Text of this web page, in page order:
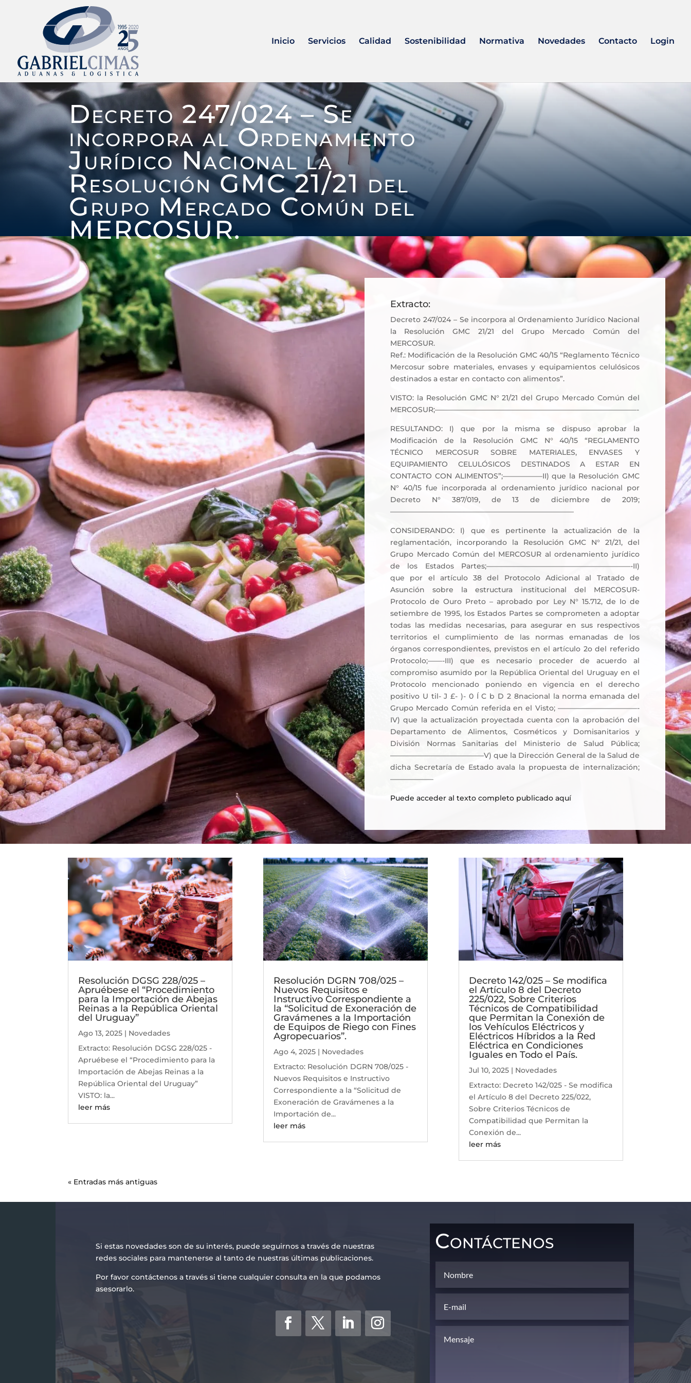
Inicio Servicios Calidad Sostenibilidad Normativa Novedades Contacto Login
Decreto 247/024 – Se
incorpora al Ordenamiento
Jurídico Nacional la
Resolución GMC 21/21 del
Grupo Mercado Común del
MERCOSUR.
Extracto:
Decreto 247/024 – Se incorpora al Ordenamiento Jurídico Nacional
la Resolución GMC 21/21 del Grupo Mercado Común del
MERCOSUR.
Ref.: Modificación de la Resolución GMC 40/15 “Reglamento Técnico
Mercosur sobre materiales, envases y equipamientos celulósicos
destinados a estar en contacto con alimentos”.
VISTO: la Resolución GMC N° 21/21 del Grupo Mercado Común del
MERCOSUR;————————————————————————————-
RESULTANDO: I) que por la misma se dispuso aprobar la
Modificación de la Resolución GMC N° 40/15 “REGLAMENTO
TÉCNICO MERCOSUR SOBRE MATERIALES, ENVASES Y
EQUIPAMIENTO CELULÓSICOS DESTINADOS A ESTAR EN
CONTACTO CON ALIMENTOS”;—————–II) que la Resolución GMC
N° 40/15 fue incorporada al ordenamiento jurídico nacional por
Decreto N° 387/019, de 13 de diciembre de 2019;
—————————————————————————–
CONSIDERANDO: I) que es pertinente la actualización de la
reglamentación, incorporando la Resolución GMC N° 21/21, del
Grupo Mercado Común del MERCOSUR al ordenamiento jurídico
de los Estados Partes;————————————————————-II)
que por el artículo 38 del Protocolo Adicional al Tratado de
Asunción sobre la estructura institucional del MERCOSUR-
Protocolo de Ouro Preto – aprobado por Ley N° 15.712, de Io de
setiembre de 1995, los Estados Partes se comprometen a adoptar
todas las medidas necesarias, para asegurar en sus respectivos
territorios el cumplimiento de las normas emanadas de los
órganos correspondientes, previstos en el artículo 2o del referido
Protocolo;——-III) que es necesario proceder de acuerdo al
compromiso asumido por la República Oriental del Uruguay en el
Protocolo mencionado poniendo en vigencia en el derecho
positivo U til- J £- )- 0 Í C b D 2 8nacional la norma emanada del
Grupo Mercado Común referida en el Visto; ———————————-
IV) que la actualización proyectada cuenta con la aprobación del
Departamento de Alimentos, Cosméticos y Domisanitarios y
División Normas Sanitarias del Ministerio de Salud Pública;
—————————————V) que la Dirección General de la Salud de
dicha Secretaría de Estado avala la propuesta de internalización;
——————
Puede acceder al texto completo publicado aquí
Resolución DGSG 228/025 –
Apruébese el “Procedimiento
para la Importación de Abejas
Reinas a la República Oriental
del Uruguay”
Ago 13, 2025 | Novedades
Extracto: Resolución DGSG 228/025 -
Apruébese el “Procedimiento para la
Importación de Abejas Reinas a la
República Oriental del Uruguay”
VISTO: la...
leer más
Resolución DGRN 708/025 –
Nuevos Requisitos e
Instructivo Correspondiente a
la “Solicitud de Exoneración de
Gravámenes a la Importación
de Equipos de Riego con Fines
Agropecuarios”.
Ago 4, 2025| Novedades
Extracto: Resolución DGRN 708/025 -
Nuevos Requisitos e Instructivo
Correspondiente a la “Solicitud de
Exoneración de Gravámenes a la
Importación de...
leer más
Decreto 142/025 – Se modifica
el Artículo 8 del Decreto
225/022, Sobre Criterios
Técnicos de Compatibilidad
que Permitan la Conexión de
los Vehículos Eléctricos y
Eléctricos Híbridos a la Red
Eléctrica en Condiciones
Iguales en Todo el País.
Jul 10, 2025| Novedades
Extracto: Decreto 142/025 - Se modifica
el Artículo 8 del Decreto 225/022,
Sobre Criterios Técnicos de
Compatibilidad que Permitan la
Conexión de...
leer más
« Entradas más antiguas
Si estas novedades son de su interés, puede seguirnos a través de nuestras
redes sociales para mantenerse al tanto de nuestras últimas publicaciones.
Por favor contáctenos a través si tiene cualquier consulta en la que podamos
asesorarlo.
Contáctenos